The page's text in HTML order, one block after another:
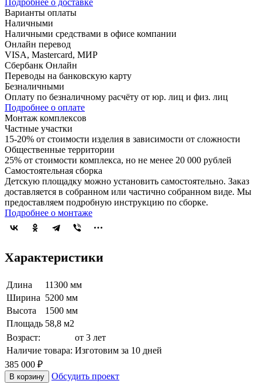
Варианты оплаты
Наличными
Наличными средствами в офисе компании
Онлайн перевод
VISA, Mastercard, МИР
Сбербанк Онлайн
Переводы на банковскую карту
Безналичными
Оплату по безналичному расчёту от юр. лиц и физ. лиц
Подробнее о оплате
Монтаж комплексов
Частные участки
15-20% от стоимости изделия в зависимости от сложности
Общественные территории
25% от стоимости комплекса, но не менее 20 000 рублей
Самостоятельная сборка
Детскую площадку можно установить самостоятельно. Заказ
доставляется в собранном или частично собранном виде. Мы
предоставляем подробную инструкцию по сборке.
Подробнее о монтаже
Характеристики
Длина
11300 мм
Ширина 5200 мм
Высота
1500 мм
Площадь 58,8 м2
Возраст:
от 3 лет
Наличие товара: Изготовим за 10 дней
385 000 ₽
В корзину Обсудить проект